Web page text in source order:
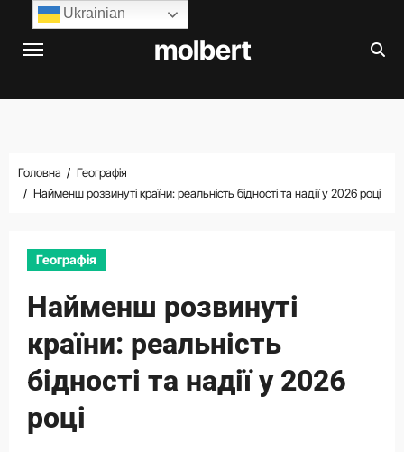
Перейти
molbert
Головна
Географія
Найменш розвинуті країни: реальність бідності та надії у 2026 році
Географія
Найменш розвинуті
країни: реальність
бідності та надії у 2026
році
Ukrainian